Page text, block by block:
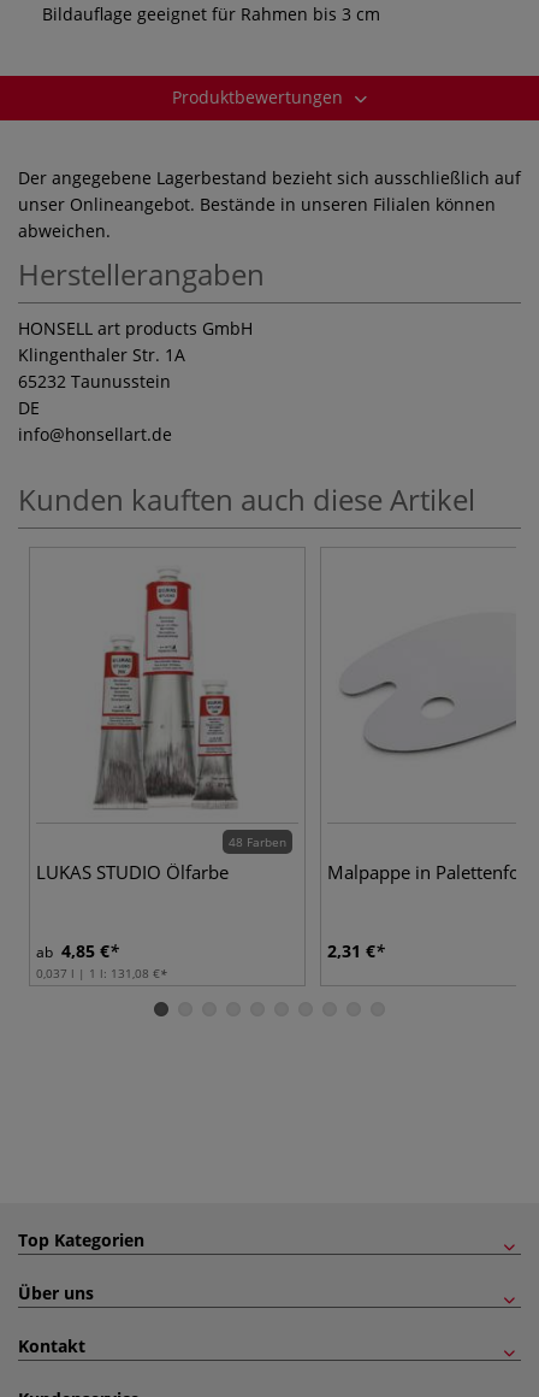
Bildauflage geeignet für Rahmen bis 3 cm
Produktbewertungen
Der angegebene Lagerbestand bezieht sich ausschließlich auf
unser Onlineangebot. Bestände in unseren Filialen können
abweichen.
Herstellerangaben
HONSELL art products GmbH
Klingenthaler Str. 1A
65232 Taunusstein
DE
info@honsellart.de
Kunden kauften auch diese Artikel
48 Farben
LUKAS STUDIO Ölfarbe
ab 4,85 €
0,037 l | 1 l: 131,08 €
Malpappe in
2,31 €
Top Kategorien
Über uns
Kontakt